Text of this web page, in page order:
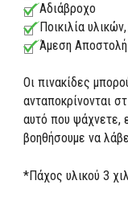
Αδιάβροχο
Ποικιλία
Άμεση Αποστολή
Οι πινακίδες
ανταποκρίνονται
αυτό που ψάχνετε,
βοηθήσουμε να
*Πάχος υλικού 3